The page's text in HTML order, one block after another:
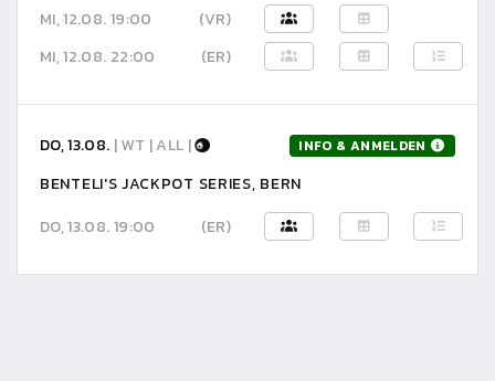
MI, 12.08. 19:00
(VR)
MI, 12.08. 22:00
(ER)
DO, 13.08. | WT | ALL | INFO & ANMELDEN
BENTELI'S JACKPOT SERIES, BERN
DO, 13.08. 19:00
(ER)